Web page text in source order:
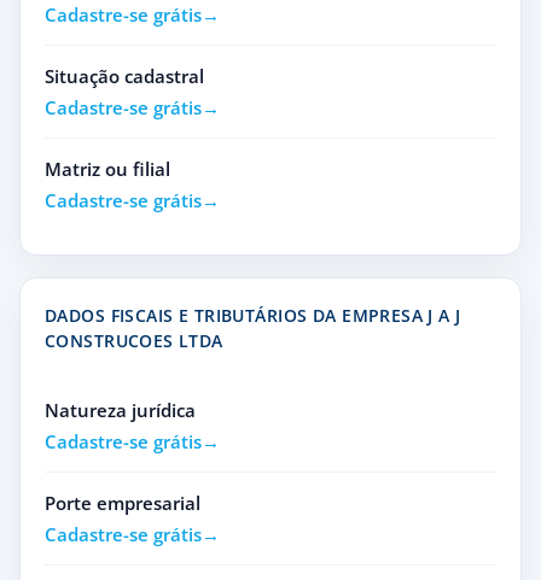
Cadastre-se grátis
Situação cadastral
Cadastre-se grátis
Matriz ou filial
Cadastre-se grátis
DADOS FISCAIS E TRIBUTÁRIOS DA EMPRESA J A J
CONSTRUCOES LTDA
Natureza jurídica
Cadastre-se grátis
Porte empresarial
Cadastre-se grátis